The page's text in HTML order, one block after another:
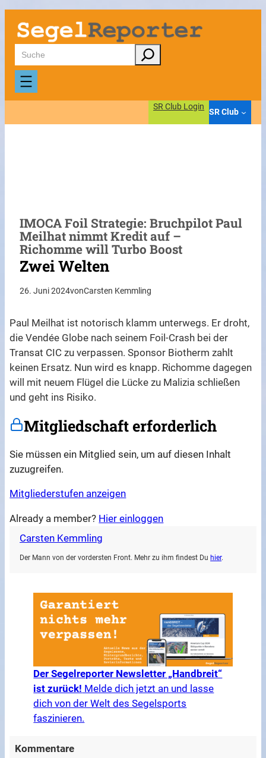
Zum
Inhalt
springen
Suchen
SR Club Login
SR Club
IMOCA Foil Strategie: Bruchpilot Paul
Meilhat nimmt Kredit auf –
Richomme will Turbo Boost
Zwei Welten
26. Juni 2024vonCarsten Kemmling
Paul Meilhat ist notorisch klamm unterwegs. Er droht,
die Vendée Globe nach seinem Foil-Crash bei der
Transat CIC zu verpassen. Sponsor Biotherm zahlt
keinen Ersatz. Nun wird es knapp. Richomme dagegen
will mit neuem Flügel die Lücke zu Malizia schließen
und geht ins Risiko.
Mitgliedschaft erforderlich
Sie müssen ein Mitglied sein, um auf diesen Inhalt
zuzugreifen.
Mitgliederstufen anzeigen
Already a member? Hier einloggen
Carsten Kemmling
Der Mann von der vordersten Front. Mehr zu ihm findest Du hier.
Der Segelreporter Newsletter „Handbreit“
ist zurück! Melde dich jetzt an und lasse
dich von der Welt des Segelsports
faszinieren.
Kommentare